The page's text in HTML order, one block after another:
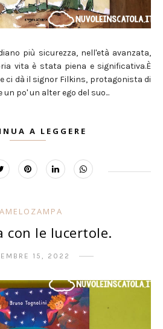
più sicurezza, nell'età avanzata,
vita è stata piena e significativa.È
ci dà il signor Filkins, protagonista di
po' un alter ego del suo...
A LEGGERE
con le lucertole.
15, 2022